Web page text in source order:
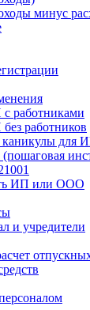
минус
работниками
работников
каникулы для
ИП или ООО
и учредители